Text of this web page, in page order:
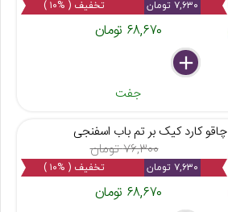
۷,۶۳۰ تومان تخفیف ( %۱۰ )
۶۸,۶۷۰ تومان
delete
remove
add
جفت
چاقو کارد کیک بر تم باب اسفنجی
۷۶,۳۰۰ تومان
۷,۶۳۰ تومان تخفیف ( %۱۰ )
۶۸,۶۷۰ تومان